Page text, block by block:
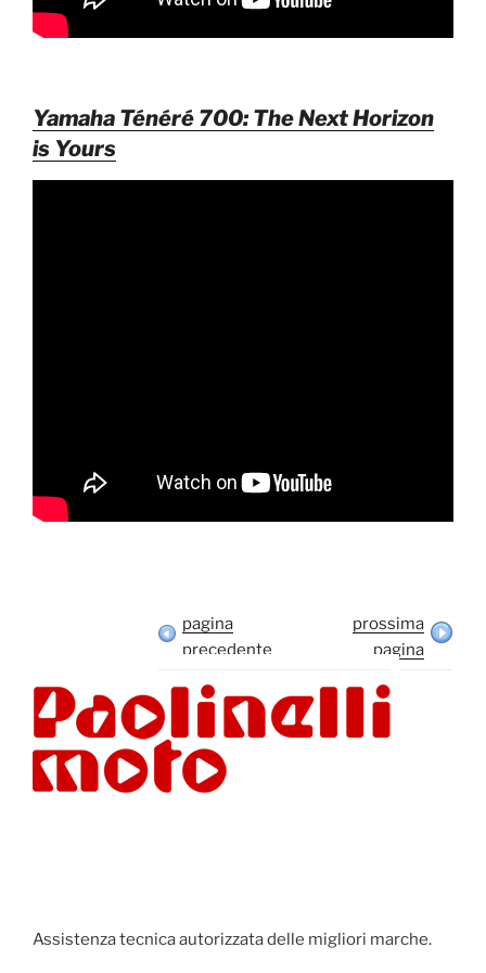
Yamaha Ténéré 700: The Next Horizon
is Yours
pagina
precedente
prossima
pagina
Assistenza tecnica autorizzata delle migliori marche.